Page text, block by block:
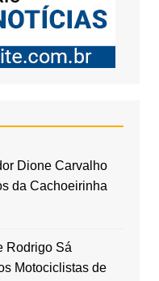
Dione Carvalho
da Cachoeirinha
Rodrigo Sá
Motociclistas de